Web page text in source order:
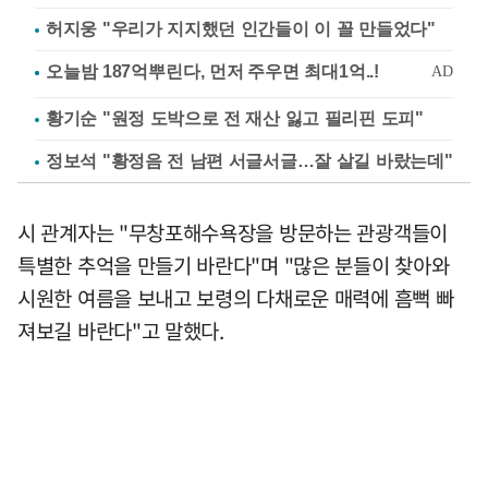
허지웅 "우리가 지지했던 인간들이 이 꼴 만들었다"
황기순 "원정 도박으로 전 재산 잃고 필리핀 도피"
정보석 "황정음 전 남편 서글서글…잘 살길 바랐는데"
시 관계자는 "무창포해수욕장을 방문하는 관광객들이
특별한 추억을 만들기 바란다"며 "많은 분들이 찾아와
시원한 여름을 보내고 보령의 다채로운 매력에 흠뻑 빠
져보길 바란다"고 말했다.